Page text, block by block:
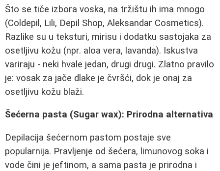
Što se tiče izbora voska, na tržištu ih ima mnogo
(Coldepil, Lili, Depil Shop, Aleksandar Cosmetics).
Razlike su u teksturi, mirisu i dodatku sastojaka za
osetljivu kožu (npr. aloa vera, lavanda). Iskustva
variraju - neki hvale jedan, drugi drugi. Zlatno pravilo
je: vosak za jače dlake je čvršći, dok je onaj za
osetljivu kožu blaži.
Šećerna pasta (Sugar wax): Prirodna alternativa
Depilacija šećernom pastom postaje sve
popularnija. Pravljenje od šećera, limunovog soka i
vode čini je jeftinom, a sama pasta je prirodna i